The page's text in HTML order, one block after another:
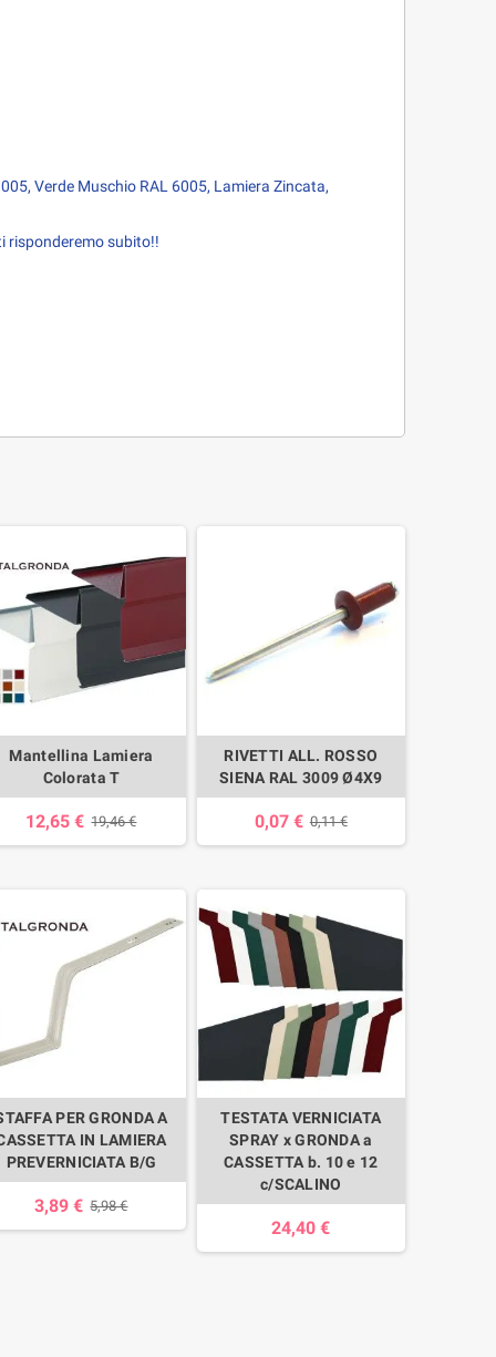
Verde Muschio RAL 6005, Lamiera Zincata,
risponderemo subito!!
Mantellina Lamiera
Colorata T
12,65 € 19,46 €
RIVETTI ALL. ROSSO
SIENA RAL 3009 Ø4X9
0,07 € 0,11 €
PER GRONDA A
IN LAMIERA
PREVERNICIATA B/G
3,89 € 5,98 €
TESTATA VERNICIATA
SPRAY x GRONDA a
CASSETTA b. 10 e 12
c/SCALINO
24,40 €